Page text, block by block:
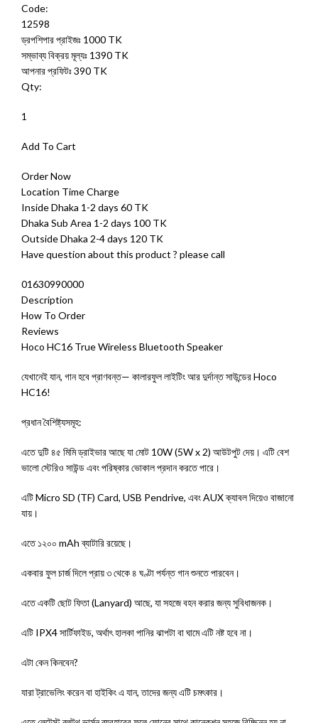
Code:
12598
ড্রপশিপার প্রাইজঃ 1000 TK
সম্ভাব্য বিক্রয় মূল্যঃ 1390 TK
আপনার প্রফিটঃ 390 TK
Qty:
1
Add To Cart
Order Now
Location Time Charge
Inside Dhaka 1-2 days 60 TK
Dhaka Sub Area 1-2 days 100 TK
Outside Dhaka 2-4 days 120 TK
Have question about this product ? please call
01630990000
Description
How To Order
Reviews
Hoco HC16 True Wireless Bluetooth Speaker
যেখানেই যান, গান হবে প্রাণবন্ত— কালারফুল লাইটিং আর দুর্দান্ত সাউন্ডের Hoco
HC16!
প্রধান বৈশিষ্ট্যসমূহ:
এতে দুটি ৪৫ মিমি ড্রাইভার আছে যা মোট 10W (5W x 2) আউটপুট দেয়। এটি বেশ
ভালো স্টেরিও সাউন্ড এবং পরিষ্কার ভোকাল প্রদান করতে পারে।
এটি Micro SD (TF) Card, USB Pendrive, এবং AUX ক্যাবল দিয়েও বাজানো
যায়।
এতে ১২০০ mAh ব্যাটারি রয়েছে।
একবার ফুল চার্জ দিলে প্রায় ৩ থেকে ৪ ঘণ্টা পর্যন্ত গান শুনতে পারবেন।
এতে একটি ছোট ফিতা (Lanyard) আছে, যা সহজে বহন করার জন্য সুবিধাজনক।
এটি IPX4 সার্টিফাইড, অর্থাৎ হালকা পানির ঝাপটা বা ঘামে এটি নষ্ট হবে না।
এটা কেন কিনবেন?
যারা ট্রাভেলিং করেন বা হাইকিং এ যান, তাদের জন্য এটি চমৎকার।